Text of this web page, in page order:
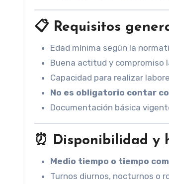
📋 Requisitos
Edad mínima según la
Buena actitud y compromiso
Capacidad para realizar
No es obligatorio contar
Documentación básica
⏰ Disponibilidad y
Medio tiempo o tiempo
Turnos diurnos, nocturnos o